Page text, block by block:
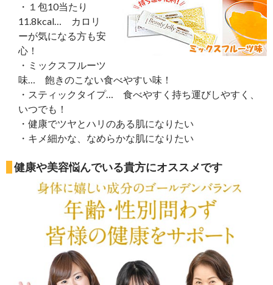
・１包10当たり
11.8kcal… カロリ
ーが気になる方も安
心！
・ミックスフルーツ
味… 飽きのこない食べやすい味！
・スティックタイプ… 食べやすく持ち運びしやすく、
いつでも！
・健康でツヤとハリのある肌になりたい
・キメ細かな、なめらかな肌になりたい
健康や美容悩んでいる貴方にオススメです